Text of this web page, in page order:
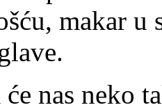
makar u
nas neko